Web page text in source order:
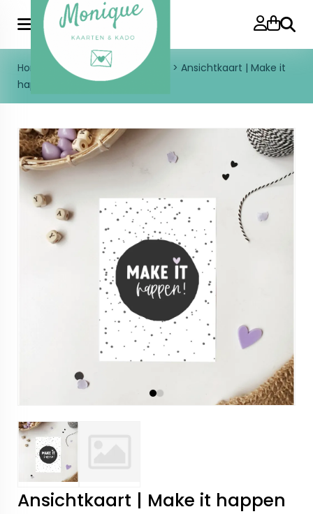
Home Enkele kaart Diversen > Ansichtkaart | Make it
happen
Ansichtkaart | Make it happen